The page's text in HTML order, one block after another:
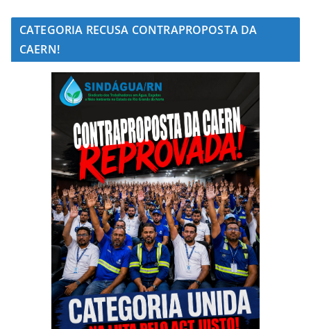
CATEGORIA RECUSA CONTRAPROPOSTA DA
CAERN!